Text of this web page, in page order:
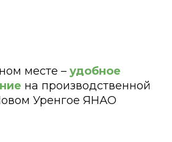
месте – удобное
на производственной
Уренгое ЯНАО